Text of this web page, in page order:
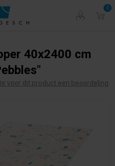
0
40x2400 cm
voor dit product een beoordeling